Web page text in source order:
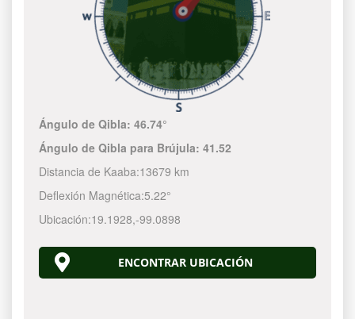
Ángulo de Qibla:46.74°
Ángulo de Qibla para Brújula:41.52
Distancia de Kaaba:13679 km
Deflexión Magnética:5.22°
Ubicación:19.1928,-99.0898
ENCONTRAR UBICACIÓN